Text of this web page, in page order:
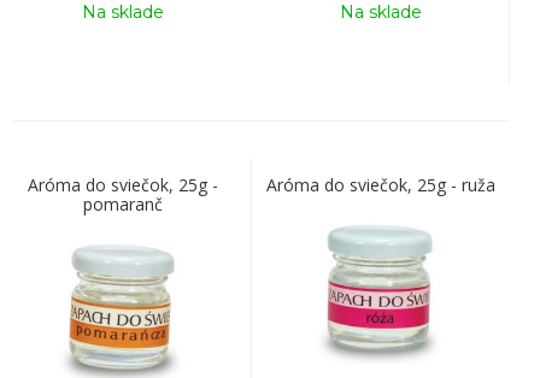
Na sklade Na sklade
Aróma do sviečok, 25g -
pomaranč
Aróma do sviečok, 25g - ruža